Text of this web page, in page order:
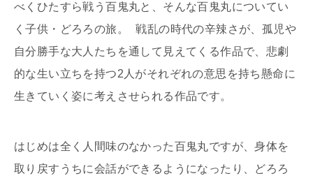
べくひたすら戦う百鬼丸と、そんな百鬼丸についてい
く子供・どろろの旅。 戦乱の時代の辛辣さが、孤児や
自分勝手な大人たちを通して見えてくる作品で、悲劇
的な生い立ちを持つ2人がそれぞれの意思を持ち懸命に
生きていく姿に考えさせられる作品です。
はじめは全く人間味のなかった百鬼丸ですが、身体を
取り戻すうちに会話ができるようになったり、どろろ